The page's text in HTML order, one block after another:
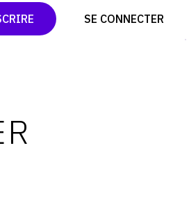
SE CONNECTER
TWITTER
PINTEREST